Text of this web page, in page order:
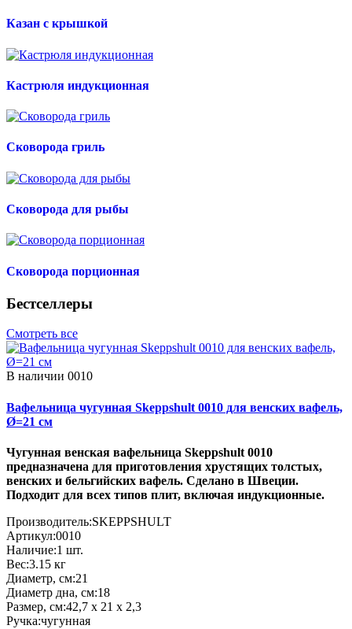
Казан с крышкой
Кастрюля индукционная
Сковорода гриль
Сковорода для рыбы
Сковорода порционная
Бестселлеры
Смотреть все
В наличии 0010
Вафельница чугунная Skeppshult 0010 для венских вафель,
Ø=21 см
Чугунная венская вафельница Skeppshult 0010
предназначена для приготовления хрустящих толстых,
венских и бельгийских вафель. Сделано в Швеции.
Подходит для всех типов плит, включая индукционные.
Производитель:SKEPPSHULT
Артикул:0010
Наличие:1 шт.
Вес:3.15 кг
Диаметр, см:21
Диаметр дна, см:18
Размер, см:42,7 x 21 x 2,3
Ручка:чугунная